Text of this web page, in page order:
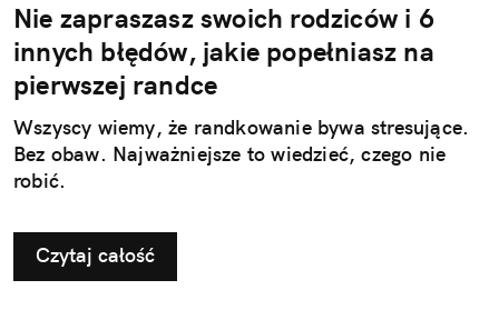
Nie zapraszasz swoich rodziców i 6
innych błędów, jakie popełniasz na
pierwszej randce
Wszyscy wiemy, że randkowanie bywa stresujące.
Bez obaw. Najważniejsze to wiedzieć, czego nie
robić.
Czytaj całość